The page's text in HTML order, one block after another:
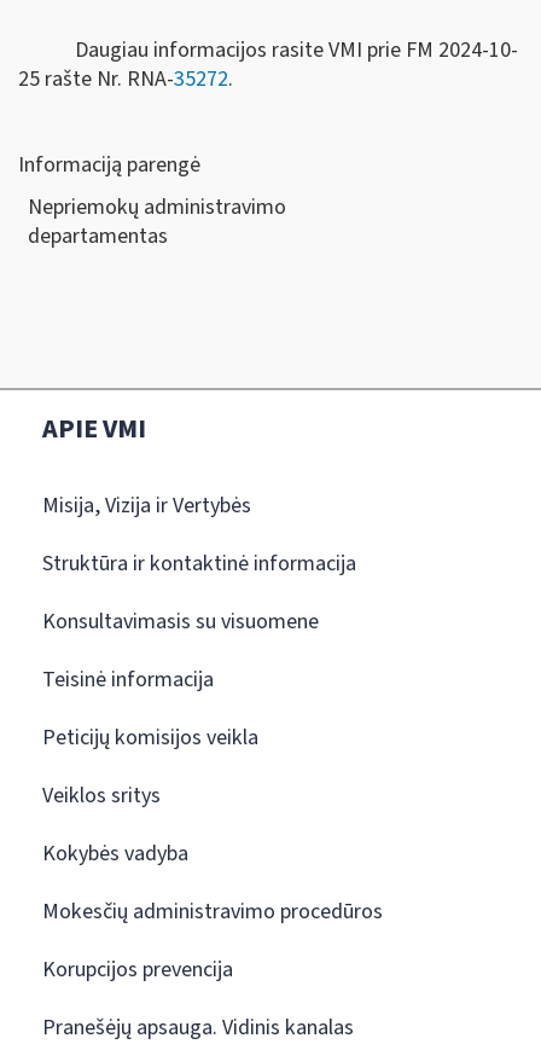
Daugiau informacijos rasite VMI prie FM 2024-10-
25 rašte Nr. RNA-35272.
Informaciją parengė
Nepriemokų administravimo
APIE VMI
Misija, Vizija ir Vertybės
Struktūra ir kontaktinė informacija
Konsultavimasis su visuomene
Teisinė informacija
Peticijų komisijos veikla
Veiklos sritys
Kokybės vadyba
Mokesčių administravimo procedūros
Korupcijos prevencija
Pranešėjų apsauga. Vidinis kanalas